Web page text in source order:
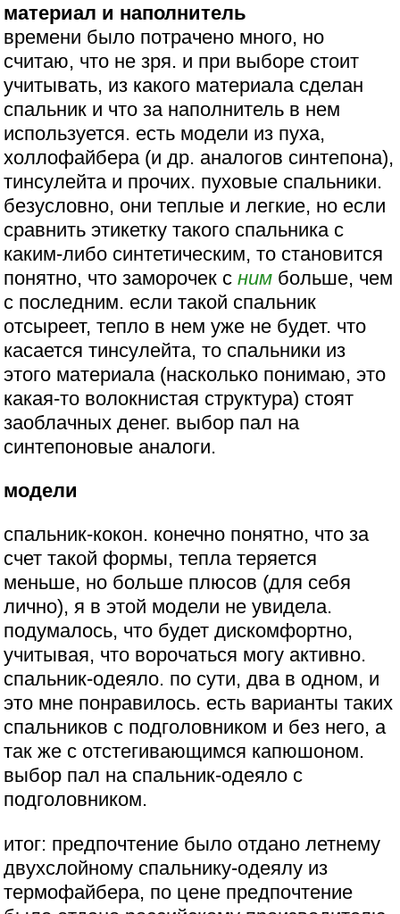
материал и наполнитель
времени было потрачено много, но
считаю, что не зря. и при выборе стоит
учитывать, из какого материала сделан
спальник и что за наполнитель в нем
используется. есть модели из пуха,
холлофайбера (и др. аналогов синтепона),
тинсулейта и прочих. пуховые спальники.
безусловно, они теплые и легкие, но если
сравнить этикетку такого спальника с
каким-либо синтетическим, то становится
понятно, что заморочек сним больше, чем
с последним. если такой спальник
отсыреет, тепло в нем уже не будет. что
касается тинсулейта, то спальники из
этого материала (насколько понимаю, это
какая-то волокнистая структура) стоят
заоблачных денег. выбор пал на
синтепоновые аналоги.
модели
спальник-кокон. конечно понятно, что за
счет такой формы, тепла теряется
меньше, но больше плюсов (для себя
лично), я в этой модели не увидела.
подумалось, что будет дискомфортно,
учитывая, что ворочаться могу активно.
спальник-одеяло. по сути, два в одном, и
это мне понравилось. есть варианты таких
спальников с подголовником и без него, а
так же с отстегивающимся капюшоном.
выбор пал на спальник-одеяло с
подголовником.
итог: предпочтение было отдано летнему
двухслойному спальнику-одеялу из
термофайбера, по цене предпочтение